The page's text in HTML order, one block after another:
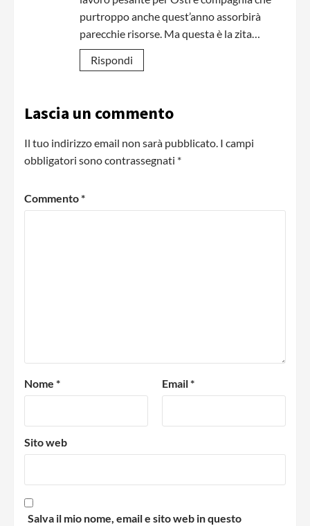
purtroppo anche quest’anno assorbirà
parecchie risorse. Ma questa è la zita…
Rispondi
Lascia un commento
Il tuo indirizzo email non sarà pubblicato. I campi
obbligatori sono contrassegnati *
Commento*
Nome * Email*
Sito web
Salva il mio nome, email e sito web in questo